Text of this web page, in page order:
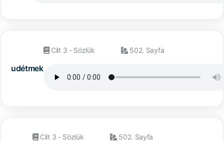
udétmek
Cilt 3 - Sözlük 502. Sayfa
Cilt 3 - Sözlük 502. Sayfa